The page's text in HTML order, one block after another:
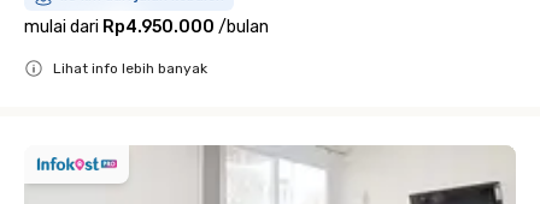
mulai dari Rp4.950.000 /bulan
Lihat info lebih banyak